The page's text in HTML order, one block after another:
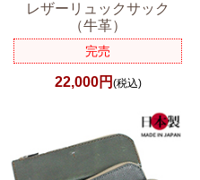
レザーリュックサック
（牛革）
完売
22,000円 (税込)